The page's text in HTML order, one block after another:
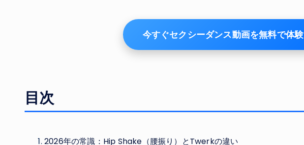
今すぐセクシーダンス動画を無料で体験
目次
2026年の常識：Hip Shake（腰振り）とTwerkの違い